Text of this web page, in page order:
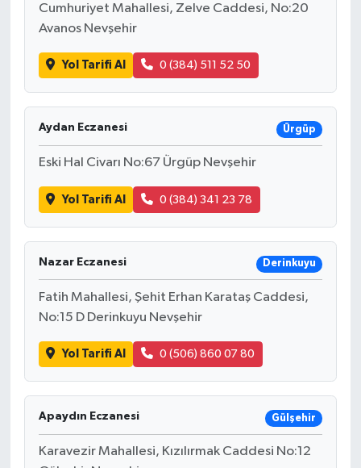
Cumhuriyet Mahallesi, Zelve Caddesi, No:20
Avanos Nevşehir
Yol Tarifi Al 0 (384) 511 52 50
Aydan Eczanesi Ürgüp
Eski Hal Civarı No:67 Ürgüp Nevşehir
Yol Tarifi Al 0 (384) 341 23 78
Nazar Eczanesi Derinkuyu
Fatih Mahallesi, Şehit Erhan Karataş Caddesi,
No:15 D Derinkuyu Nevşehir
Yol Tarifi Al 0 (506) 860 07 80
Apaydın Eczanesi Gülşehir
Karavezir Mahallesi, Kızılırmak Caddesi No:12